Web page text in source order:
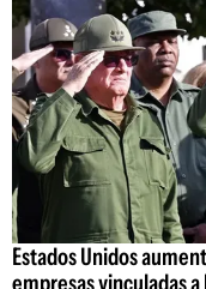
Estados Unidos
empresas vinculadas